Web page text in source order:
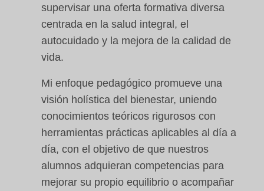
supervisar una oferta formativa diversa
centrada en la salud integral, el
autocuidado y la mejora de la calidad de
vida.
Mi enfoque pedagógico promueve una
visión holística del bienestar, uniendo
conocimientos teóricos rigurosos con
herramientas prácticas aplicables al día a
día, con el objetivo de que nuestros
alumnos adquieran competencias para
mejorar su propio equilibrio o acompañar